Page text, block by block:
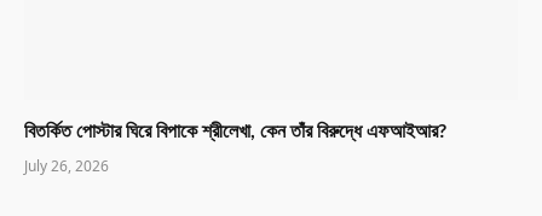
বিতর্কিত পোস্টার ঘিরে বিপাকে শ্রীলেখা, কেন তাঁর বিরুদ্ধে এফআইআর?
July 26, 2026